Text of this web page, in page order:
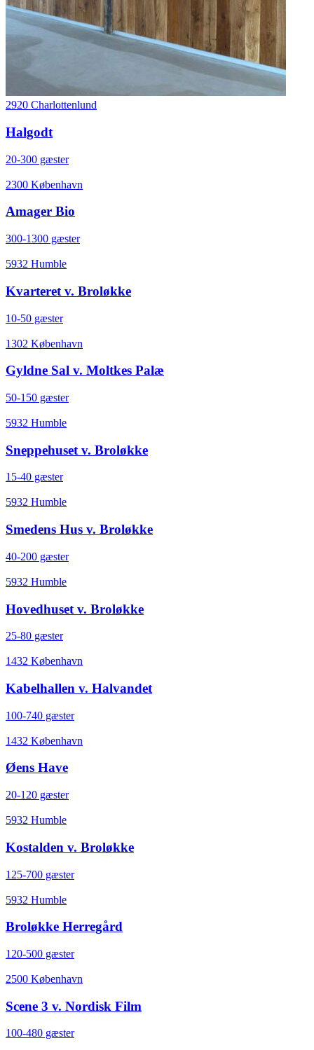
2920 Charlottenlund
Halgodt
20-300 gæster
2300 København
Amager Bio
300-1300 gæster
5932 Humble
Kvarteret v. Broløkke
10-50 gæster
1302 København
Gyldne Sal v. Moltkes Palæ
50-150 gæster
5932 Humble
Sneppehuset v. Broløkke
15-40 gæster
5932 Humble
Smedens Hus v. Broløkke
40-200 gæster
5932 Humble
Hovedhuset v. Broløkke
25-80 gæster
1432 København
Kabelhallen v. Halvandet
100-740 gæster
1432 København
Øens Have
20-120 gæster
5932 Humble
Kostalden v. Broløkke
125-700 gæster
5932 Humble
Broløkke Herregård
120-500 gæster
2500 København
Scene 3 v. Nordisk Film
100-480 gæster